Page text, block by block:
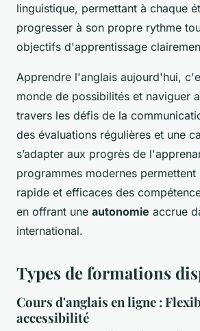
linguistique, permettant à chaque
progresser à son propre rythme
objectifs d'apprentissage
Apprendre l'anglais aujourd'hui,
monde de possibilités et naviguer
travers les défis de la
des évaluations régulières et une
s’adapter aux progrès de
programmes modernes
rapide et efficaces des
en offrant une autonomie accrue
international.
Types de formations
Cours d'anglais en ligne :
accessibilité